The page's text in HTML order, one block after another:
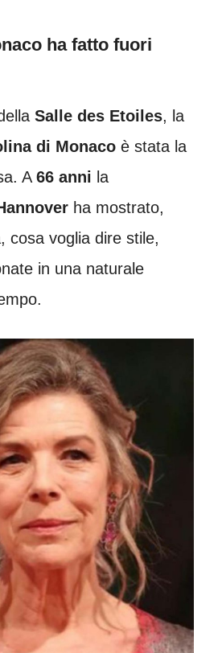
ha fatto fuori
Salle des Etoiles, la
di Monaco è stata la
A 66 anni la
ha mostrato,
cosa voglia dire stile,
in una naturale